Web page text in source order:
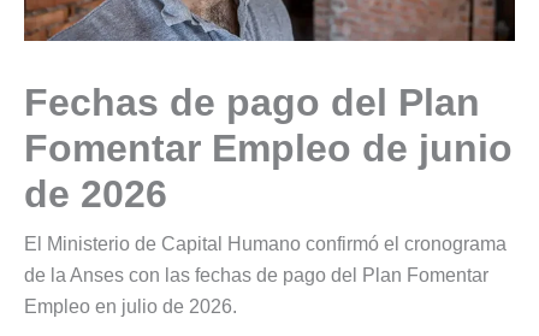
Fechas de pago del Plan
Fomentar Empleo de junio
de 2026
El Ministerio de Capital Humano confirmó el cronograma
de la Anses con las fechas de pago del Plan Fomentar
Empleo en julio de 2026.